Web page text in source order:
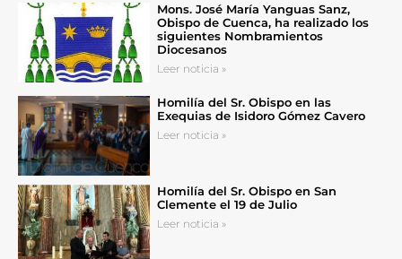
Mons. José María Yanguas Sanz,
Obispo de Cuenca, ha realizado los
siguientes Nombramientos
Diocesanos
Leer noticia »
Homilía del Sr. Obispo en las
Exequias de Isidoro Gómez Cavero
Leer noticia »
Homilía del Sr. Obispo en San
Clemente el 19 de Julio
Leer noticia »